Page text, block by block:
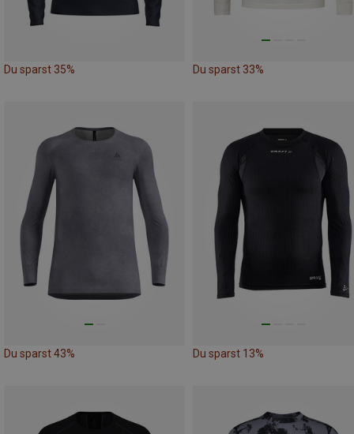
Du sparst 35% Du sparst 33%
Du sparst 43% Du sparst 13%